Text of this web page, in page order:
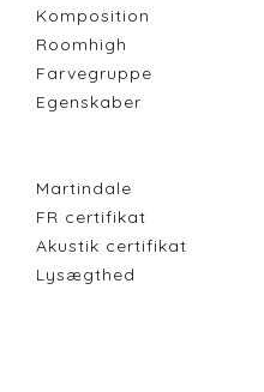
Komposition
Roomhigh
Farvegruppe
Egenskaber
Martindale
FR certifikat
Akustik certifikat
Lysægthed